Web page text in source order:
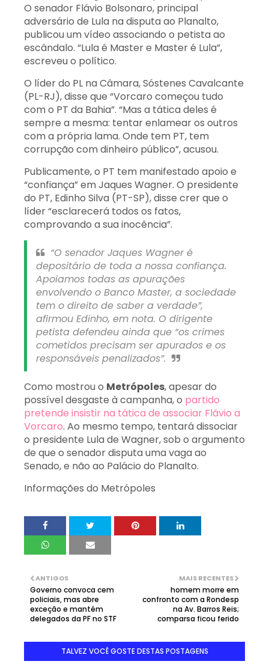
O senador Flávio Bolsonaro, principal
adversário de Lula na disputa ao Planalto,
publicou um vídeo associando o petista ao
escândalo. “Lula é Master e Master é Lula”,
escreveu o político.
O líder do PL na Câmara, Sóstenes Cavalcante
(PL-RJ), disse que “Vorcaro começou tudo
com o PT da Bahia”. “Mas a tática deles é
sempre a mesma: tentar enlamear os outros
com a própria lama. Onde tem PT, tem
corrupção com dinheiro público”, acusou.
Publicamente, o PT tem manifestado apoio e
“confiança” em Jaques Wagner. O presidente
do PT, Edinho Silva (PT-SP), disse crer que o
líder “esclarecerá todos os fatos,
comprovando a sua inocência”.
“O senador Jaques Wagner é
depositário de toda a nossa confiança.
Apoiamos todas as apurações
envolvendo o Banco Master, a sociedade
tem o direito de saber a verdade”,
afirmou Edinho, em nota. O dirigente
petista defendeu ainda que “os crimes
cometidos precisam ser apurados e os
responsáveis penalizados”.
Como mostrou o Metrópoles, apesar do
possível desgaste à campanha, o partido
pretende insistir na tática de associar Flávio a
Vorcaro. Ao mesmo tempo, tentará dissociar
o presidente Lula de Wagner, sob o argumento
de que o senador disputa uma vaga ao
Senado, e não ao Palácio do Planalto.
Informações do Metrópoles
MAIS RECENTES
homem morre em
confronto com a Rondesp
na Av. Barros Reis;
comparsa ficou ferido
ANTIGOS
Governo convoca cem
policiais, mas abre
exceção e mantém
delegados da PF no STF
TALVEZ VOCÊ GOSTE DESTAS POSTAGENS